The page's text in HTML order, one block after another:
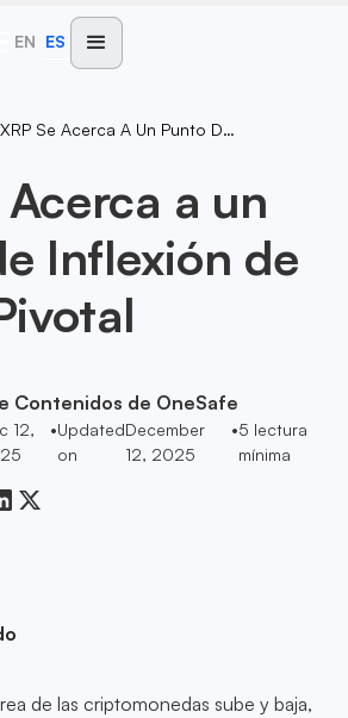
EN ES
XRP Se Acerca A Un Punto De Inflexión De Precio Pivotal
Acerca a un
Inflexión de
Contenidos de OneSafe
12,
•Updated
on
December
12, 2025
•5 lectura
mínima
de las criptomonedas sube y baja,